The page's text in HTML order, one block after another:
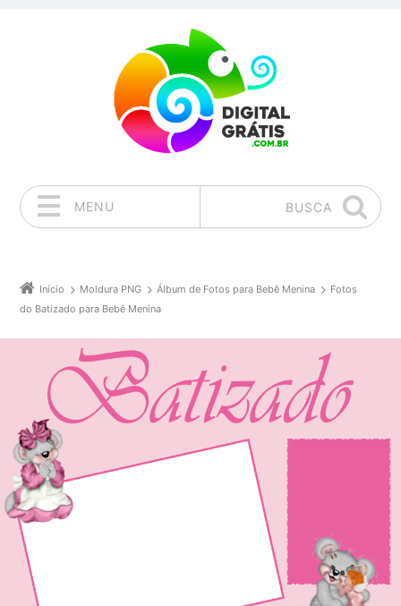
MENU BUSCA
Início Moldura PNG Álbum de Fotos para Bebê Menina
Fotos
do Batizado para Bebê Menina